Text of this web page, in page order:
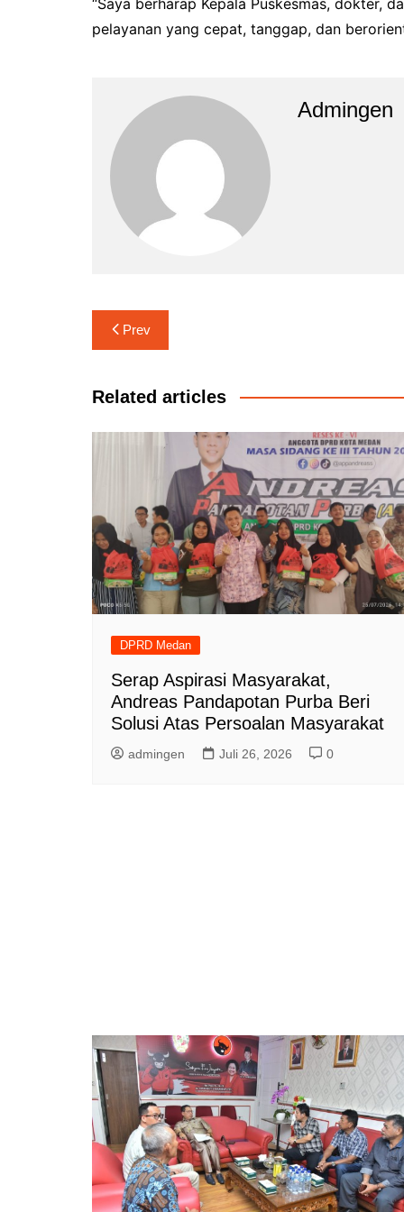
“Saya berharap Kepala Puskesmas, dokter,
pelayanan yang cepat, tanggap, dan
Admingen
Navigasi
pos
Prev
Related articles
DPRD Medan
Serap Aspirasi Masyarakat,
Andreas Pandapotan Purba Beri
Solusi Atas Persoalan Masyarakat
admingen Juli 26, 2026 0